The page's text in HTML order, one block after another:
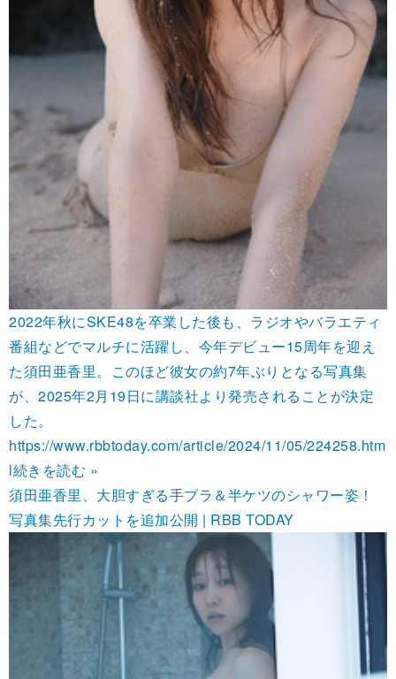
2022年秋にSKE48を卒業した後も、ラジオやバラエティ
番組などでマルチに活躍し、今年デビュー15周年を迎え
た須田亜香里。このほど彼女の約7年ぶりとなる写真集
が、2025年2月19日に講談社より発売されることが決定
した。
https://www.rbbtoday.com/article/2024/11/05/224258.htm
l続きを読む »
須田亜香里、大胆すぎる手ブラ＆半ケツのシャワー姿！
写真集先行カットを追加公開 | RBB TODAY